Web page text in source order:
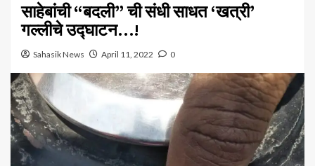
साहेबांची “बदली” ची संधी साधत ‘खत्री’
गल्लीचे उद्घाटन…!
Sahasik News April 11, 2022 0